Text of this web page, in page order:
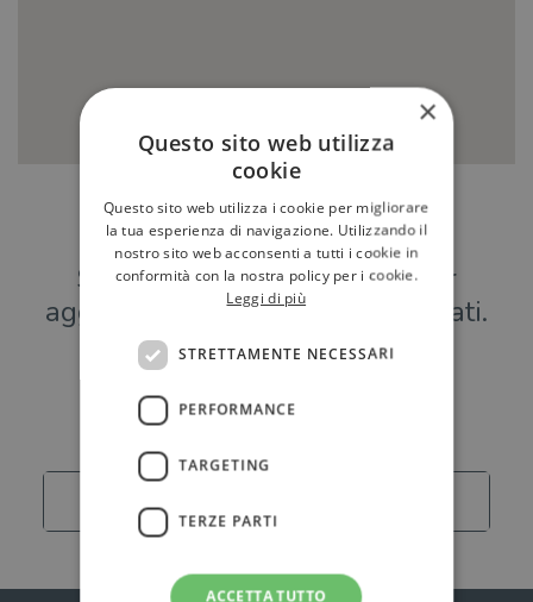
Hai una libreria?
Scrivici a
per
aggiungere o modificare i tuoi dati.
Librerie
×
Questo sito web utilizza
cookie
Questo sito web utilizza i cookie per migliorare
la tua esperienza di navigazione. Utilizzando il
nostro sito web acconsenti a tutti i cookie in
conformità con la nostra policy per i cookie.
Leggi di più
STRETTAMENTE NECESSARI
PERFORMANCE
TARGETING
TERZE PARTI
ACCETTA TUTTO